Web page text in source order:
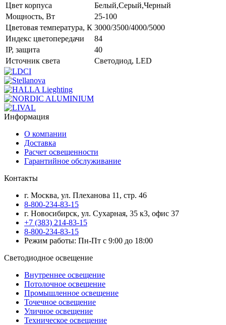
Цвет корпуса
Белый,Серый,Черный
Мощность, Вт
25-100
Цветовая температура, К 3000/3500/4000/5000
Индекс цветопередачи
84
IP, защита
40
Источник света
Cветодиод, LED
Информация
О компании
Доставка
Расчет освещенности
Гарантийное обслуживание
Контакты
г. Москва, ул. Плеханова 11, стр. 46
8-800-234-83-15
г. Новосибирск, ул. Сухарная, 35 к3, офис 37
+7 (383) 214-83-15
8-800-234-83-15
Режим работы: Пн-Пт с 9:00 до 18:00
Светодиодное освещение
Внутреннее освещение
Потолочное освещение
Промышленное освещение
Точечное освещение
Уличное освещение
Техническое освещение